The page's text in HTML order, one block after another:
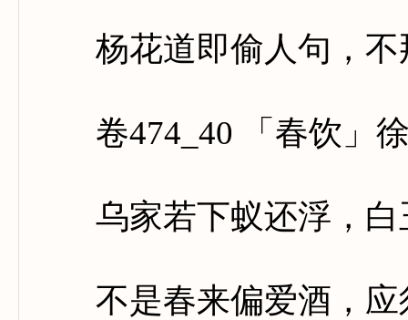
杨花道即偷人句，不
卷474_40 「春饮」
乌家若下蚁还浮，白
不是春来偏爱酒，应